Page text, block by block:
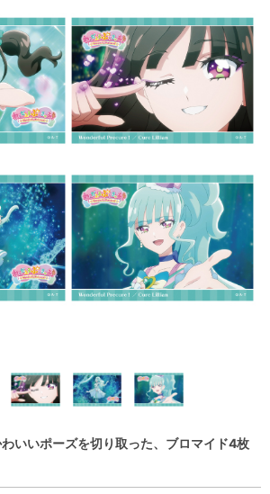
いいポーズを切り取った、ブロマイド4枚